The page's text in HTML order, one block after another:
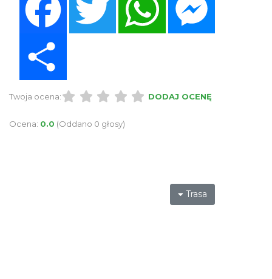
Twoja ocena: DODAJ OCENĘ
Ocena: 0.0 (Oddano 0 głosy)
Trasa